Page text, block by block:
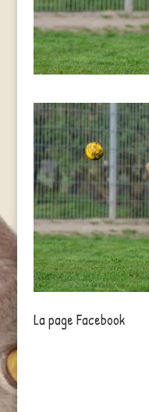
La page Facebook